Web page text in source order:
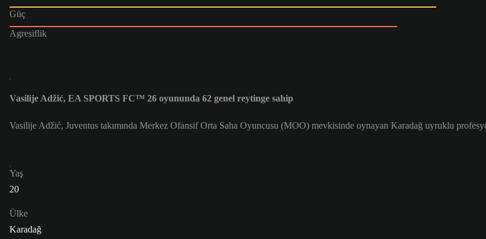
Güç
Agresiflik
Vasilije Adžić, EA SPORTS FC™ 26 oyununda 62 genel reytinge sahip
Vasilije Adžić, Juventus takımında Merkez Ofansif Orta Saha Oyuncusu (MOO) mevkisinde oynayan Karadağ uyruklu
Yaş
20
Ülke
Karadağ